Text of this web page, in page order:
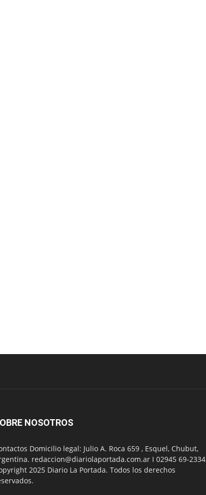
NOSOTROS
Domicilio legal: Julio A. Roca 659 , Esquel, Chubut,
redaccion@diariolaportada.com.ar I 02945 69-2334
2025 Diario La Portada. Todos los derechos